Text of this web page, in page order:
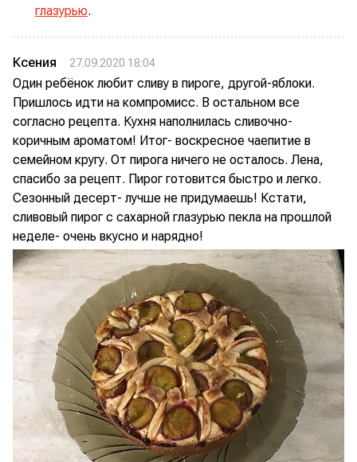
глазурью.
Ксения 27.09.2020 18:04
Один ребёнок любит сливу в пироге, другой-яблоки.
Пришлось идти на компромисс. В остальном все
согласно рецепта. Кухня наполнилась сливочно-
коричным ароматом! Итог- воскресное чаепитие в
семейном кругу. От пирога ничего не осталось. Лена,
спасибо за рецепт. Пирог готовится быстро и легко.
Сезонный десерт- лучше не придумаешь! Кстати,
сливовый пирог с сахарной глазурью пекла на прошлой
неделе- очень вкусно и нарядно!